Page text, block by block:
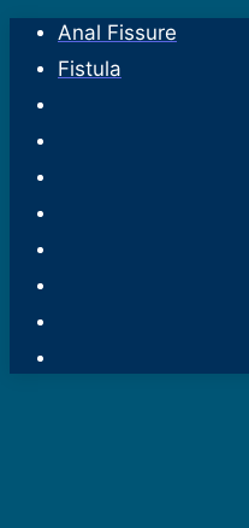
Anal Fissure
Fistula